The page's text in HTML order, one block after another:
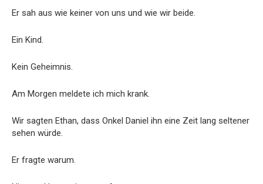
Er sah aus wie keiner von uns und wie wir beide.
Ein Kind.
Kein Geheimnis.
Am Morgen meldete ich mich krank.
Wir sagten Ethan, dass Onkel Daniel ihn eine Zeit lang seltener
sehen würde.
Er fragte warum.